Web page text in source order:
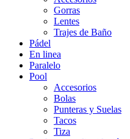
Gorras
Lentes
Trajes de Baño
Pádel
En linea
Paralelo
Pool
Accesorios
Bolas
Punteras y Suelas
Tacos
Tiza